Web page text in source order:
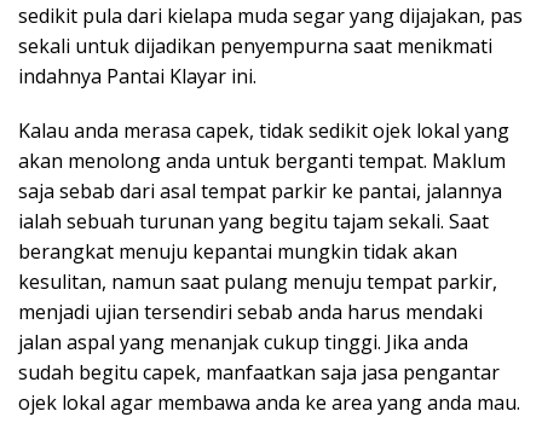
sedikit pula dari kielapa muda segar yang dijajakan, pas
sekali untuk dijadikan penyempurna saat menikmati
indahnya Pantai Klayar ini.
Kalau anda merasa capek, tidak sedikit ojek lokal yang
akan menolong anda untuk berganti tempat. Maklum
saja sebab dari asal tempat parkir ke pantai, jalannya
ialah sebuah turunan yang begitu tajam sekali. Saat
berangkat menuju kepantai mungkin tidak akan
kesulitan, namun saat pulang menuju tempat parkir,
menjadi ujian tersendiri sebab anda harus mendaki
jalan aspal yang menanjak cukup tinggi. Jika anda
sudah begitu capek, manfaatkan saja jasa pengantar
ojek lokal agar membawa anda ke area yang anda mau.